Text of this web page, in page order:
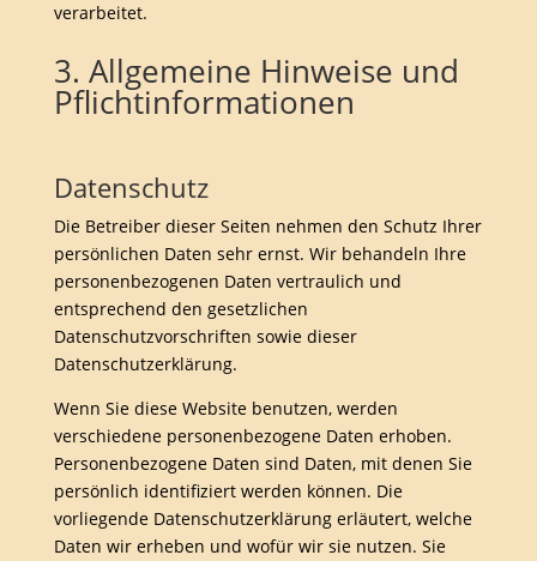
verarbeitet.
3. Allgemeine Hinweise und
Pflicht­informationen
Datenschutz
Die Betreiber dieser Seiten nehmen den Schutz Ihrer
persönlichen Daten sehr ernst. Wir behandeln Ihre
personenbezogenen Daten vertraulich und
entsprechend den gesetzlichen
Datenschutzvorschriften sowie dieser
Datenschutzerklärung.
Wenn Sie diese Website benutzen, werden
verschiedene personenbezogene Daten erhoben.
Personenbezogene Daten sind Daten, mit denen Sie
persönlich identifiziert werden können. Die
vorliegende Datenschutzerklärung erläutert, welche
Daten wir erheben und wofür wir sie nutzen. Sie